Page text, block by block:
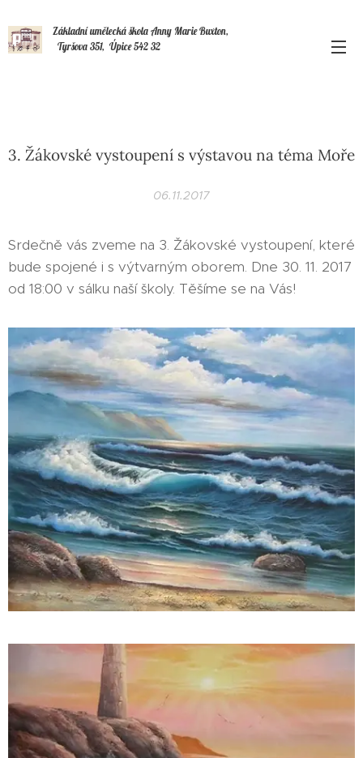
Základní umělecká škola Anny Marie Buxton,
Tyršova 351, Úpice 542 32
3. Žákovské vystoupení s výstavou na téma Moře
06.11.2017
Srdečně vás zveme na 3. Žákovské vystoupení, které
bude spojené i s výtvarným oborem. Dne 30. 11. 2017
od 18:00 v sálku naší školy. Těšíme se na Vás!